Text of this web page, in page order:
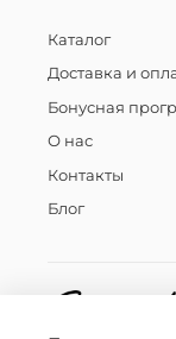
Каталог
Доставка и
Бонусная
О нас
Контакты
Блог